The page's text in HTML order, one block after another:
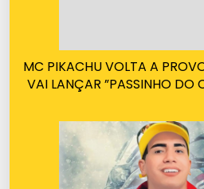
MC PIKACHU VOLTA A
VAI LANÇAR ”PASSINHO DO